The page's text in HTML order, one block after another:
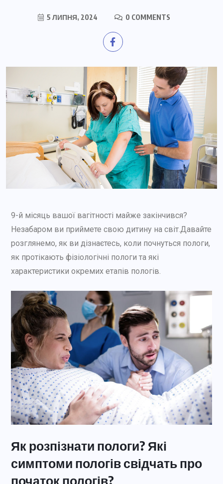
5 ЛИПНЯ, 2024 0 COMMENTS
9-й місяць вашої вагітності майже закінчився?
Незабаром ви приймете свою дитину на світ.Давайте
розглянемо, як ви дізнаєтесь, коли почнуться пологи,
як протікають фізіологічні пологи та які
характеристики окремих етапів пологів.
Як розпізнати пологи? Які
симптоми пологів свідчать про
початок пологів?